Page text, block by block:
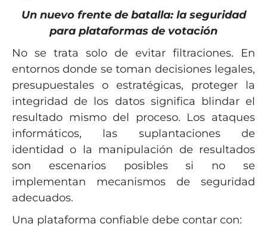
Un nuevo frente de batalla: la seguridad
para plataformas de votación
No se trata solo de evitar filtraciones. En
entornos donde se toman decisiones legales,
presupuestales o estratégicas, proteger la
integridad de los datos significa blindar el
resultado mismo del proceso. Los ataques
informáticos, las suplantaciones de
identidad o la manipulación de resultados
son escenarios posibles si no se
implementan mecanismos de seguridad
adecuados.
Una plataforma confiable debe contar con: